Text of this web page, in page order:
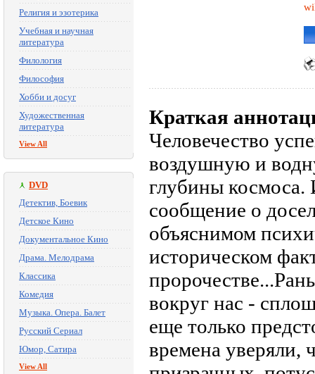
Религия и эзотерика
Учебная и научная
литература
Филология
Философия
Хобби и досуг
Художественная
литература
View All
DVD
Детектив, Боевик
Детское Кино
Документальное Кино
Драма. Мелодрама
Классика
Комедия
Музыка. Опера. Балет
Русский Сериал
Юмор, Сатира
View All
Краткая
Человечество
воздушную и
глубины космоса.
сообщение о
объяснимом
историческом
вокруг нас -
еще только
времена уверяли,